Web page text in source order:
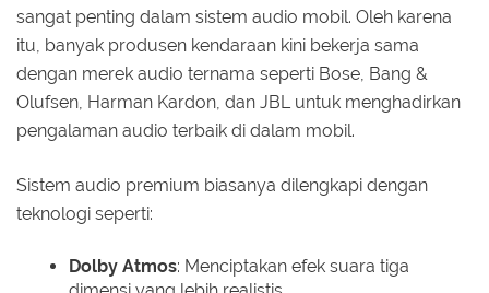
sangat penting dalam sistem audio mobil. Oleh karena
itu, banyak produsen kendaraan kini bekerja sama
dengan merek audio ternama seperti Bose, Bang &
Olufsen, Harman Kardon, dan JBL untuk menghadirkan
pengalaman audio terbaik di dalam mobil.
Sistem audio premium biasanya dilengkapi dengan
teknologi seperti:
Dolby Atmos: Menciptakan efek suara tiga